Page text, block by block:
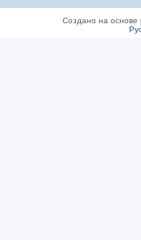
Создано на основе